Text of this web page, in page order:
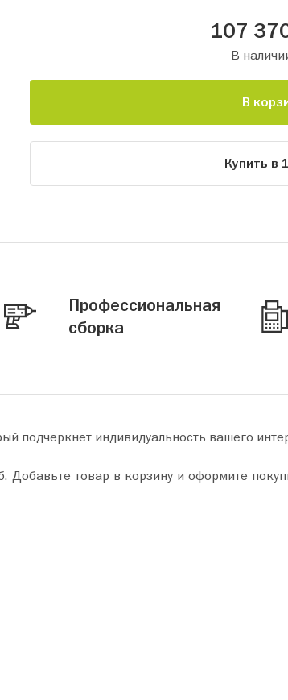
107
В
В
Купить в
Профессиональная
сборка
подчеркнет индивидуальность вашего